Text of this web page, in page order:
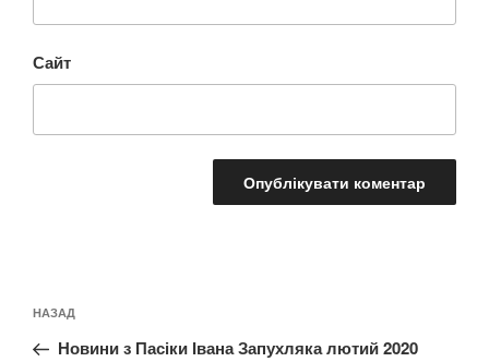
Сайт
записів
Попередній
запис:
НАЗАД
Новини з Пасіки Івана Запухляка лютий 2020